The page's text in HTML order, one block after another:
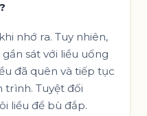
nhớ ra. Tuy nhiên,
sát với liều uống
đã quên và tiếp tục
trình. Tuyệt đối
liều để bù đắp.